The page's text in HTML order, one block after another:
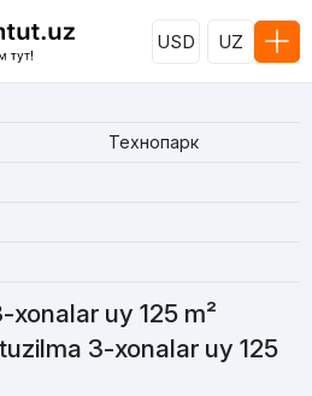
USD UZ
Технопарк
uy 125 m²
3-xonalar uy 125